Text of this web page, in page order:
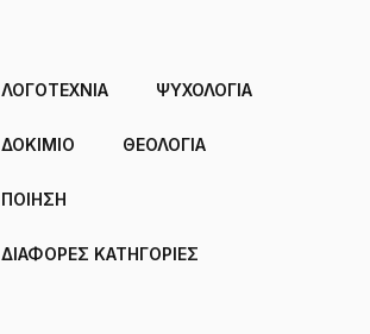
ΛΟΓΟΤΕΧΝΙΑ ΨΥΧΟΛΟΓΙΑ
ΔΟΚΙΜΙΟ ΘΕΟΛΟΓΙΑ
ΠΟΙΗΣΗ
ΔΙΑΦΟΡΕΣ ΚΑΤΗΓΟΡΙΕΣ